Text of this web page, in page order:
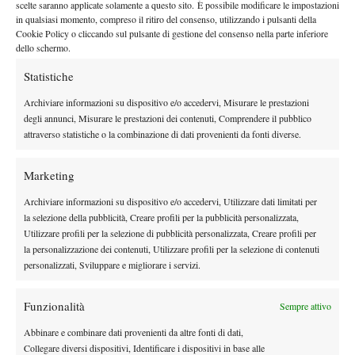
scelte saranno applicate solamente a questo sito. È possibile modificare le impostazioni
in qualsiasi momento, compreso il ritiro del consenso, utilizzando i pulsanti della
Cookie Policy o cliccando sul pulsante di gestione del consenso nella parte inferiore
dello schermo.
Statistiche
Archiviare informazioni su dispositivo e/o accedervi, Misurare le prestazioni
degli annunci, Misurare le prestazioni dei contenuti, Comprendere il pubblico
attraverso statistiche o la combinazione di dati provenienti da fonti diverse.
Marketing
Archiviare informazioni su dispositivo e/o accedervi, Utilizzare dati limitati per
la selezione della pubblicità, Creare profili per la pubblicità personalizzata,
Utilizzare profili per la selezione di pubblicità personalizzata, Creare profili per
la personalizzazione dei contenuti, Utilizzare profili per la selezione di contenuti
personalizzati, Sviluppare e migliorare i servizi.
Funzionalità Sempre attivo
Abbinare e combinare dati provenienti da altre fonti di dati,
Collegare diversi dispositivi, Identificare i dispositivi in base alle
prima sfida la spagnola Fita Boluda, la seconda la francese Sara
Cakarevic. Saranno tutte in campo sulla terra battuta del Castello
in un super mercoledì, con i rimanenti 12 incontri di primo turno.
Il via è previsto alle ore 11 sul Campo 3, a mezzogiorno sul
avanti, quando dalle 15 si susseguiranno sul Central Court la
testa di serie n.2 Rebeka Masarova, la numero uno Ylena In-
Errani, ex n.5 del mondo, che sfida Gloria Ceschi in un derby
l’intera settimana. Live streaming e live score dai tre campi di
gara sono disponibili sul portale Itf, all’indirizzo
live.itftennis.com.
RISULTATI
S. Voegele (Sui) b. L. Pigato (Ita) 3-6 6-2 6-3, N. Vikhlyantseva
(Rus) b. A. Prisacariu (Rou) 7-5 6-7(5) 6-4, K. Zavatska (Ukr) b.
M. Di Giuseppe (Ita) 7-5 6-4, Y. Yuan (Chn) b. G. Ce (Bra) 6-4